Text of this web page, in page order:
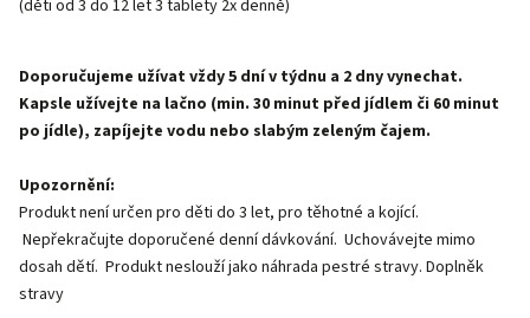
(děti od 3 do 12 let 3 tablety 2x denně)
Doporučujeme užívat vždy 5 dní v týdnu a 2 dny vynechat.
Kapsle užívejte na lačno (min. 30 minut před jídlem či 60 minut
po jídle), zapíjejte vodu nebo slabým zeleným čajem.
Upozornění:
Produkt není určen pro děti do 3 let, pro těhotné a kojící.
Nepřekračujte doporučené denní dávkování. Uchovávejte mimo
dosah dětí. Produkt neslouží jako náhrada pestré stravy. Doplněk
stravy